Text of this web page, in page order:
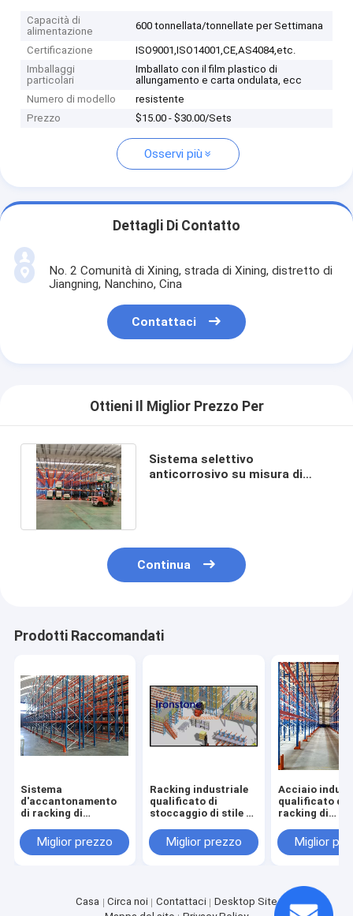
Capacità di
alimentazione
600 tonnellata/tonnellate per Settimana
Certificazione
ISO9001,ISO14001,CE,AS4084,etc.
Imballaggi
particolari
Imballato con il film plastico di
allungamento e carta ondulata, ecc
Numero di modello
resistente
Prezzo
$15.00 - $30.00/Sets
Osservi più
Dettagli Di Contatto
No. 2 Comunità di Xining, strada di Xining, distretto di
Jiangning, Nanchino, Cina
Contattaci
Ottieni Il Miglior Prezzo Per
Sistema selettivo
anticorrosivo su misura di
Continua
Prodotti Raccomandati
Sistema
d'accantonamento
di racking di
magazzino
industriale
Miglior prezzo
Racking industriale
qualificato di
stoccaggio di stile di
Miglior prezzo
Acciaio
qualificato di
racking di
lacrima
Miglior
Casa Circa noi Contattaci
Desktop Site